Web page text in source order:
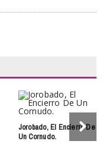
Jorobado, El Encierro De
Un Cornudo.